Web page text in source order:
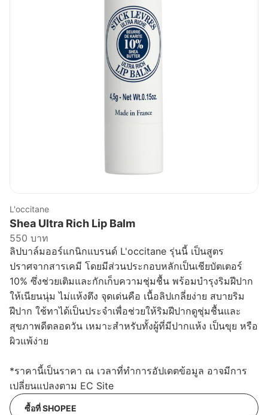
L'occitane
Shea Ultra Rich Lip Balm
550 บาท
ลิปบาล์มออร์แกนิกแบรนด์ L'occitane รุ่นนี้ เป็นสูตร
ปราศจากสารเคมี โดยมีส่วนประกอบหลักเป็นเชียบัตเตอร์
10% ซึ่งช่วยเติมและกักเก็บความชุ่มชื้น พร้อมบำรุงริมฝีปาก
ให้เนียนนุ่ม ไม่แห้งตึง จุดเด่นคือ เนื้อลิปเกลี่ยง่าย สบายริม
ฝีปาก ใช้ทาได้เป็นประจำเพื่อช่วยให้ริมฝีปากดูชุ่มชื้นและ
สุขภาพดีตลอดวัน เหมาะสำหรับทั้งผู้ที่มีปากแห้ง เป็นขุย หรือ
ผิวแพ้ง่าย
*ราคานี้เป็นราคา ณ เวลาที่ทำการอัปเดตข้อมูล อาจมีการ
เปลี่ยนแปลงตาม EC Site
ซื้อที่ SHOPEE